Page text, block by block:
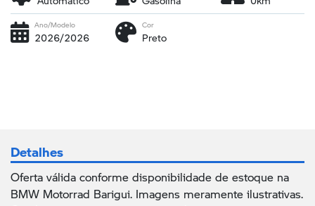
Ano/Modelo
2026/2026
Cor
Preto
Detalhes
Oferta válida conforme disponibilidade de estoque na
BMW Motorrad Barigui. Imagens meramente ilustrativas.